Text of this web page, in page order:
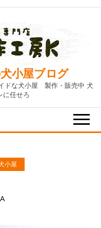
小屋ブログ
ドな犬小屋 製作・販売中 犬
に任せろ
小屋